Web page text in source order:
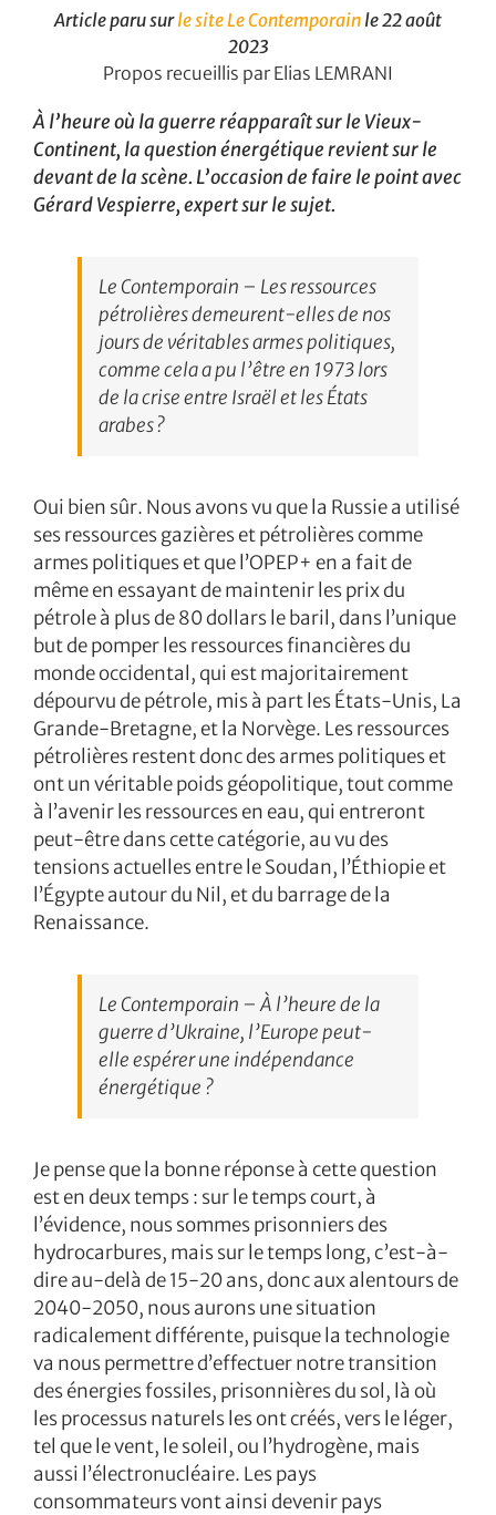
Article paru surle site Le Contemporain le 22 août
2023
Propos recueillis par Elias LEMRANI
À l’heure où la guerre réapparaît sur le Vieux-
Continent, la question énergétique revient sur le
devant de la scène. L’occasion de faire le point avec
Gérard Vespierre, expert sur le sujet.
Le Contemporain – Les ressources
pétrolières demeurent-elles de nos
jours de véritables armes politiques,
comme cela a pu l’être en 1973 lors
de la crise entre Israël et les États
arabes ?
Oui bien sûr. Nous avons vu que la Russie a utilisé
ses ressources gazières et pétrolières comme
armes politiques et que l’OPEP+ en a fait de
même en essayant de maintenir les prix du
pétrole à plus de 80 dollars le baril, dans l’unique
but de pomper les ressources financières du
monde occidental, qui est majoritairement
dépourvu de pétrole, mis à part les États-Unis, La
Grande-Bretagne, et la Norvège. Les ressources
pétrolières restent donc des armes politiques et
ont un véritable poids géopolitique, tout comme
à l’avenir les ressources en eau, qui entreront
peut-être dans cette catégorie, au vu des
tensions actuelles entre le Soudan, l’Éthiopie et
l’Égypte autour du Nil, et du barrage de la
Renaissance.
Le Contemporain – À l’heure de la
guerre d’Ukraine, l’Europe peut-
elle espérer une indépendance
énergétique ?
Je pense que la bonne réponse à cette question
est en deux temps : sur le temps court, à
l’évidence, nous sommes prisonniers des
hydrocarbures, mais sur le temps long, c’est-à-
dire au-delà de 15-20 ans, donc aux alentours de
2040-2050, nous aurons une situation
radicalement différente, puisque la technologie
va nous permettre d’effectuer notre transition
des énergies fossiles, prisonnières du sol, là où
les processus naturels les ont créés, vers le léger,
tel que le vent, le soleil, ou l’hydrogène, mais
aussi l’électronucléaire. Les pays
consommateurs vont ainsi devenir pays